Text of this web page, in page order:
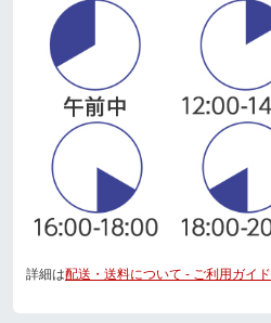
詳細は配送・送料について - ご利用ガイド